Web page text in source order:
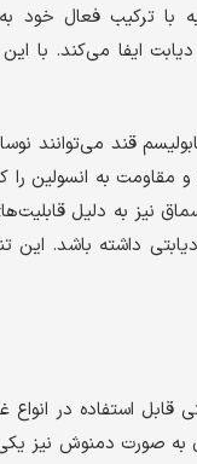
فعال خود به
ایفا می‌کند. با
قند می‌توانند
به انسولین
نیز به دلیل
داشته باشد. این
استفاده در انواع
صورت دمنوش نیز یکی